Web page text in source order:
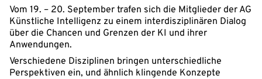
Vom 19. – 20. September trafen sich die Mitglieder der AG
Künstliche Intelligenz zu einem interdisziplinären Dialog
über die Chancen und Grenzen der KI und ihrer
Anwendungen.
Verschiedene Disziplinen bringen unterschiedliche
Perspektiven ein, und ähnlich klingende Konzepte